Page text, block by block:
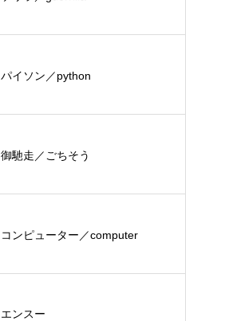
パイソン／python
御馳走／ごちそう
コンピューター／computer
エンスー